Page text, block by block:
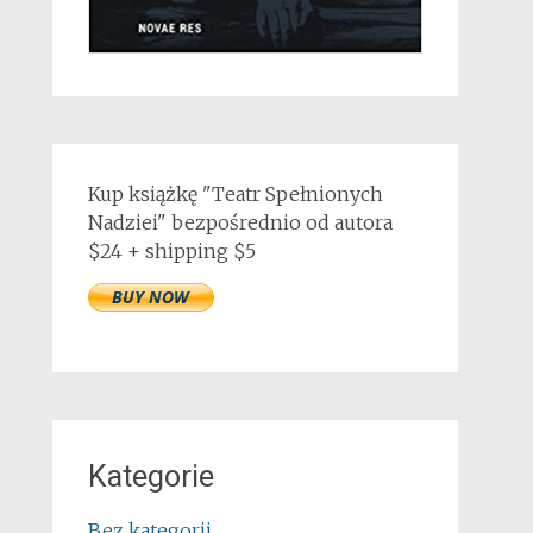
Kup książkę "Teatr Spełnionych
Nadziei" bezpośrednio od autora
$24 + shipping $5
Kategorie